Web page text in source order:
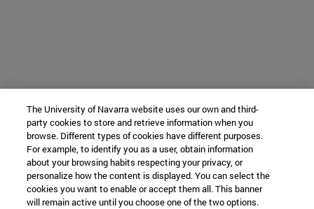
The University of Navarra website uses our own and third-
party cookies to store and retrieve information when you
browse. Different types of cookies have different purposes.
For example, to identify you as a user, obtain information
about your browsing habits respecting your privacy, or
personalize how the content is displayed. You can select the
cookies you want to enable or accept them all. This banner
will remain active until you choose one of the two options.